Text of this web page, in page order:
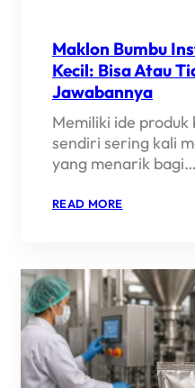
Maklon Bumbu
Kecil: Bisa Atau
Jawabannya
Memiliki ide produk
sendiri sering kali
yang menarik bagi…
READ MORE:
SKALA
KECIL:
BISA
ATAU
TIDAK?
INI